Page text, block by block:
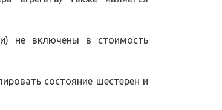
не включены в стоимость
состояние шестерен и